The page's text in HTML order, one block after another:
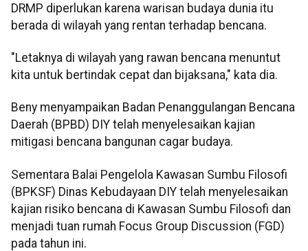
DRMP diperlukan karena warisan budaya dunia itu
berada di wilayah yang rentan terhadap bencana.
"Letaknya di wilayah yang rawan bencana menuntut
kita untuk bertindak cepat dan bijaksana," kata dia.
Beny menyampaikan Badan Penanggulangan Bencana
Daerah (BPBD) DIY telah menyelesaikan kajian
mitigasi bencana bangunan cagar budaya.
Sementara Balai Pengelola Kawasan Sumbu Filosofi
(BPKSF) Dinas Kebudayaan DIY telah menyelesaikan
kajian risiko bencana di Kawasan Sumbu Filosofi dan
menjadi tuan rumah Focus Group Discussion (FGD)
pada tahun ini.